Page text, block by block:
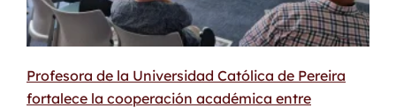
Profesora de la Universidad Católica de Pereira
fortalece la cooperación académica entre